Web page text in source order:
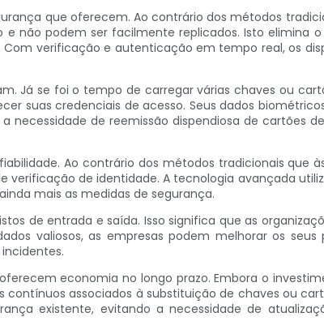
que oferecem. Ao contrário dos métodos
não podem ser facilmente replicados. Isto elimina
verificação e autenticação em tempo real, os
Já se foi o tempo de carregar várias chaves ou
suas credenciais de acesso. Seus dados
de reemissão dispendiosa de cartões
Ao contrário dos métodos tradicionais que
de identidade. A tecnologia avançada
mais as medidas de segurança.
de entrada e saída. Isso significa que as
valiosos, as empresas podem melhorar os seus
economia no longo prazo. Embora o
associados à substituição de chaves ou
existente, evitando a necessidade de